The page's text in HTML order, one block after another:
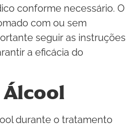
conforme necessário. O
com ou sem
seguir as instruções
a eficácia do
Álcool
durante o tratamento